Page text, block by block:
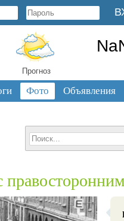
Прогноз
Фото Объявления